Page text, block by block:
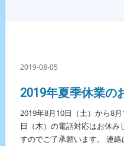
2019-08-05
2019年夏季休業の
2019年8月10日（土）から8月
日（木）の電話対応はお休み
すのでご了承願います。 連絡